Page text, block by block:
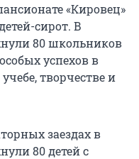
«Кировец»
сирот. В
80 школьников
успехов в
творчестве и
заездах в
80 детей с